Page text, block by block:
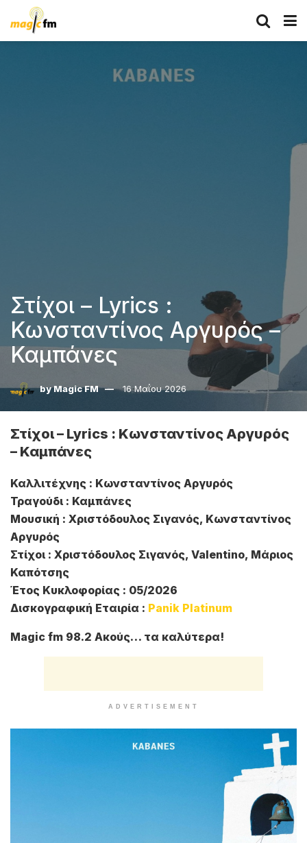
Στίχοι – Lyrics :
Κωνσταντίνος Αργυρός –
Καμπάνες
byMagic FM 16 Μαΐου 2026
Στίχοι – Lyrics : Κωνσταντίνος Αργυρός
– Καμπάνες
Καλλιτέχνης : Κωνσταντίνος Αργυρός
Τραγούδι : Καμπάνες
Μουσική : Χριστόδουλος Σιγανός, Κωνσταντίνος
Αργυρός
Στίχοι : Χριστόδουλος Σιγανός, Valentino, Μάριος
Καπότσης
Έτος Κυκλοφορίας : 05/2026
Δισκογραφική Εταιρία : Panik Platinum
Magic fm 98.2 Ακούς… τα καλύτερα!
ADVERTISEMENT